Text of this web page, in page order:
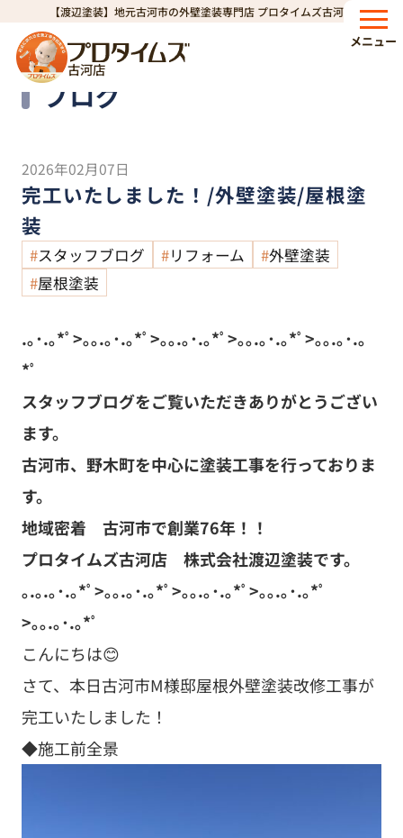
【渡辺塗装】地元古河市の外壁塗装専門店 プロタイムズ古河店
古河店
メニュー
HOME>ブログ> 完工いたしました！/外壁塗装/屋根塗装
ブログ
Blog
2026年02月07日
完工いたしました！/外壁塗装/屋根塗
装
スタッフブログ リフォーム
外壁塗装
屋根塗装
.｡･.｡*ﾟ>｡｡.｡･.｡*ﾟ>｡｡.｡･.｡*ﾟ>｡｡.｡･.｡*ﾟ>｡｡.｡･.｡
*ﾟ
スタッフブログをご覧いただきありがとうござい
ます。
古河市、野木町を中心に塗装工事を行っておりま
す。
地域密着 古河市で創業76年！！
プロタイムズ古河店 株式会社渡辺塗装です。
｡.｡.｡･.｡*ﾟ>｡｡.｡･.｡*ﾟ>｡｡.｡･.｡*ﾟ>｡｡.｡･.｡*ﾟ
>｡｡.｡･.｡*ﾟ
こんにちは😊
さて、本日古河市М様邸屋根外壁塗装改修工事が
完工いたしました！
◆施工前全景